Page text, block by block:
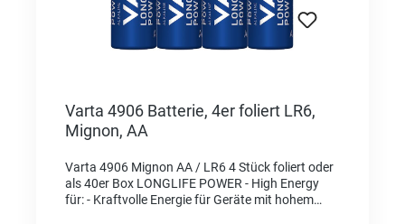
Varta 4906 Batterie, 4er foliert LR6,
Mignon, AA
Varta 4906 Mignon AA / LR6 4 Stück foliert oder
als 40er Box LONGLIFE POWER - High Energy
für: - Kraftvolle Energie für Geräte mit hohem